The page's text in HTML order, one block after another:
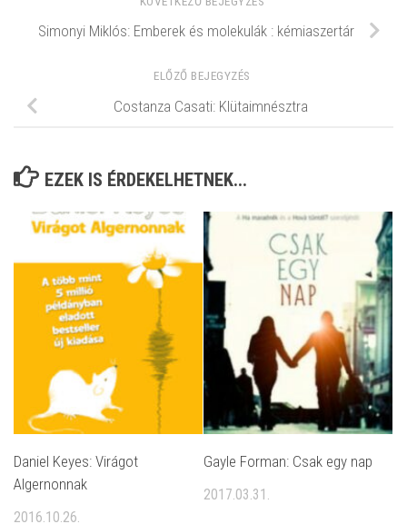
Simonyi Miklós: Emberek és molekulák : kémiaszertár
ELŐZŐ BEJEGYZÉS
Costanza Casati: Klütaimnésztra
EZEK IS ÉRDEKELHETNEK...
Daniel Keyes: Virágot ​
Algernonnak
2016.10.26.
Gayle Forman: Csak egy nap
2017.03.31.